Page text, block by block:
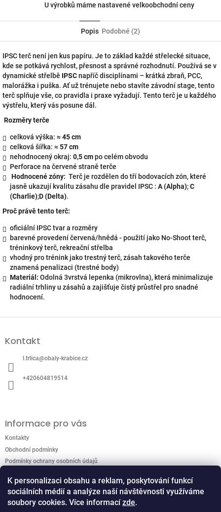
K personalizaci obsahu a reklam, poskytování funkcí
sociálních médií a analýze naší návštěvnosti využíváme
soubory cookies. Více informacízde.
U výrobků máme nastavené velkoobchodní ceny
Popis Podobné (2)
IPSC terč není jen kus papíru. Je to základ každé střelecké situace,
kde se potkává rychlost, přesnost a správné rozhodnutí. Používá se v
dynamické střelbě IPSCnapříč disciplínami – krátká zbraň, PCC,
malorážka i puška. Ať už trénujete nebo stavíte závodní stage, tento
terč splňuje vše, co pravidla i praxe vyžadují. Tento terč je u každého
výstřelu, který vás posune dál.
Rozměry terče
celková výška: ≈ 45 cm
celková šířka: ≈ 57 cm
nehodnocený okraj: 0,5 cmpo celém obvodu
Perforace na červené straně terče
Hodnocené zóny: Terč je rozdělen do tří bodovacích zón, které
jasně ukazují kvalitu zásahu dle pravidel IPSC : A (Alpha);C
(Charlie);D (Delta).
Proč právě tento terč:
oficiální IPSC tvar a rozměry
barevné provedení červená/hnědá - použití jako No-Shoot terč,
tréninkový terč, rekreační střelba
vhodný pro trénink jako trestný terč, zásah takového terče
znamená penalizaci (trestné body)
Materiál: Odolná 3vrstvá lepenka (mikrovlna), která minimalizuje
radiální trhliny u zásahů a zajišťuje čistý průstřel pro snadné
hodnocení.
pKontakt
l.trlica@obaly-krabice.cz
+420604819514
Informace pro vás
Kontakty
Obchodní podmínky
Podmínky ochrany osobních údajů
Přijímáme online platby